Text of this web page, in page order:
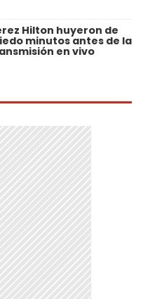
Hilton huyeron de
minutos antes de la
en vivo